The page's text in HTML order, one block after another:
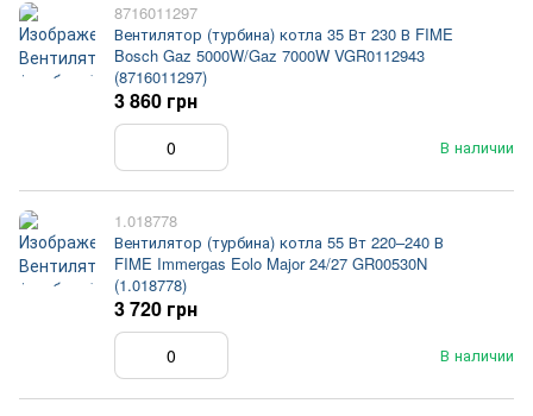
8716011297
Вентилятор (турбина) котла 35 Вт 230 В FIME
Bosch Gaz 5000W/Gaz 7000W VGR0112943
(8716011297)
В наличии
3 860 грн
1.018778
Вентилятор (турбина) котла 55 Вт 220–240 В
FIME Immergas Eolo Major 24/27 GR00530N
(1.018778)
В наличии
3 720 грн